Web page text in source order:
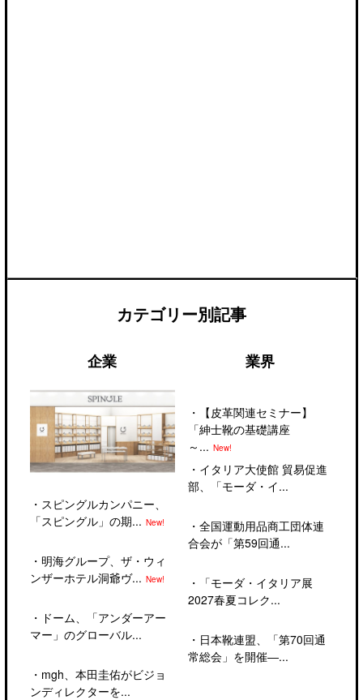
カテゴリー別記事
企業
・ スピングルカンパニー、
「スピングル」の期... New!
・ 明海グループ、ザ・ウィ
ンザーホテル洞爺ヴ... New!
・ ドーム、「アンダーアー
マー」のグローバル...
・ mgh、本田圭佑がビジョ
ンディレクターを...
業界
・
【皮革関連セミナー】
「紳士靴の基礎講座
～... New!
・ イタリア大使館 貿易促進
部、「モーダ・イ...
・ 全国運動用品商工団体連
合会が「第59回通...
・
「モーダ・イタリア展
2027春夏コレク...
・ 日本靴連盟、「第70回通
常総会」を開催―...